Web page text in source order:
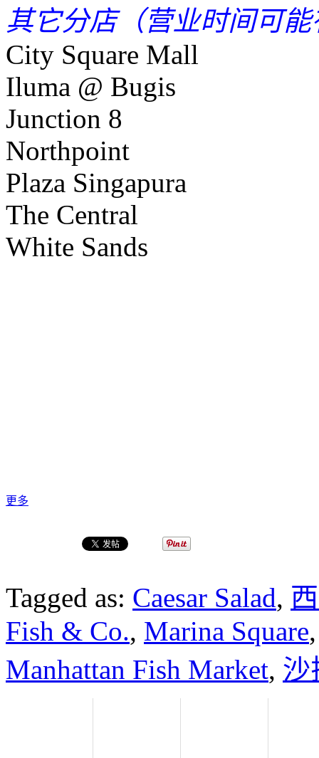
其它分店（营业时间可
City Square Mall
Iluma @ Bugis
Junction 8
Northpoint
Plaza Singapura
The Central
White Sands
更多
Tagged as: Caesar Salad,
Fish & Co., Marina Square
Manhattan Fish Market, 沙